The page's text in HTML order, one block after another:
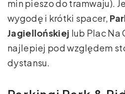
min pieszo do tramwaju).
wygodę i krótki spacer,
Jagiellońskiej lub Plac Na
najlepiej pod względem
dystansu.